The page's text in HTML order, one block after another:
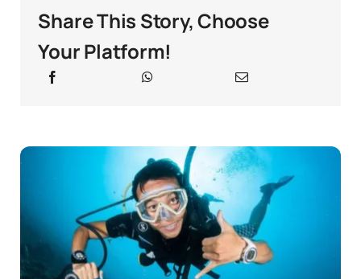
Share This Story, Choose
Your Platform!